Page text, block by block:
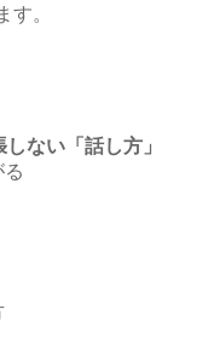
す。
ない「話し方」